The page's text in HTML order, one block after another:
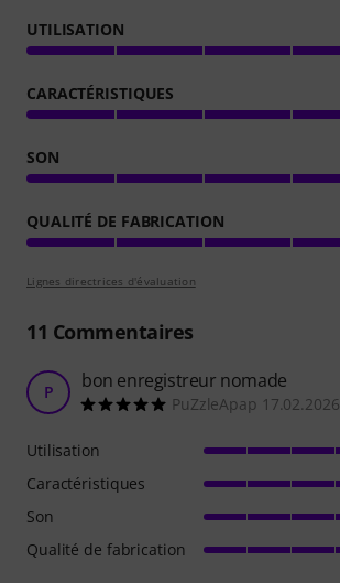
UTILISATION
CARACTÉRISTIQUES
SON
QUALITÉ DE FABRICATION
Lignes directrices d'évaluation
11 Commentaires
P bon enregistreur nomade
PuZzleApap 17.02.2026
Utilisation
Caractéristiques
Son
Qualité de fabrication